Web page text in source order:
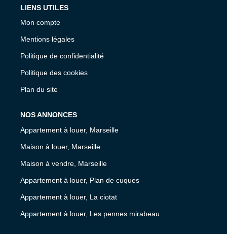
LIENS UTILES
Mon compte
Mentions légales
Politique de confidentialité
Politique des cookies
Plan du site
NOS ANNONCES
Appartement à louer, Marseille
Maison à louer, Marseille
Maison à vendre, Marseille
Appartement à louer, Plan de cuques
Appartement à louer, La ciotat
Appartement à louer, Les pennes mirabeau